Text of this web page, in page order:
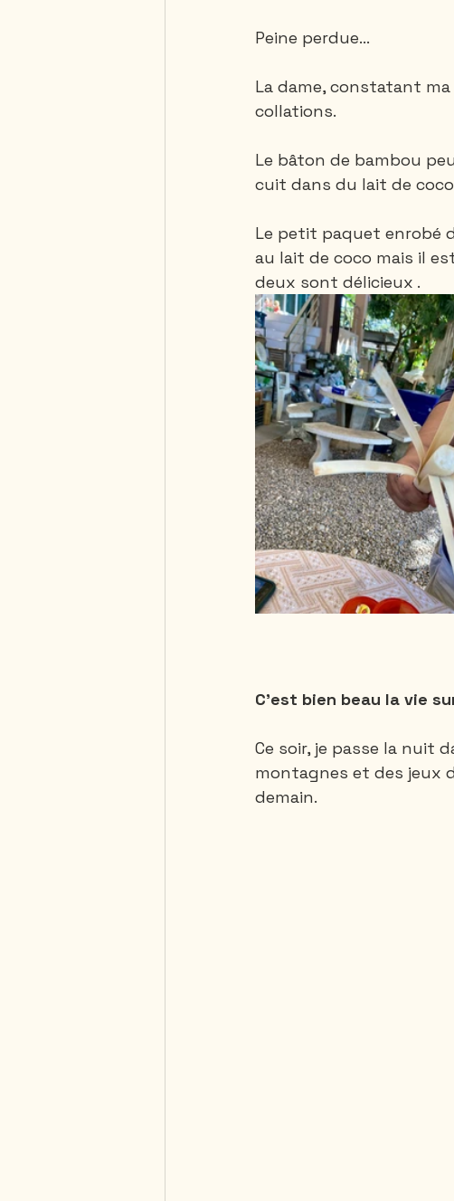
Peine perdue…
La dame, constatant ma
collations.
Le bâton de bambou
cuit dans du lait de
Le petit paquet enrobé
au lait de coco mais il
deux sont délicieux .
C'est bien beau la vie
Ce soir, je passe la nuit
montagnes et des jeux
demain.